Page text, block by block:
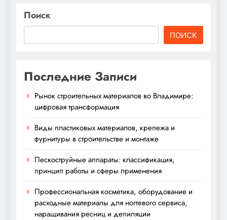
Поиск
ПОИСК
Последние Записи
Рынок строительных материалов во Владимире:
цифровая трансформация
Виды пластиковых материалов, крепежа и
фурнитуры в строительстве и монтаже
Пескоструйные аппараты: классификация,
принцип работы и сферы применения
Профессиональная косметика, оборудование и
расходные материалы для ногтевого сервиса,
наращивания ресниц и депиляции